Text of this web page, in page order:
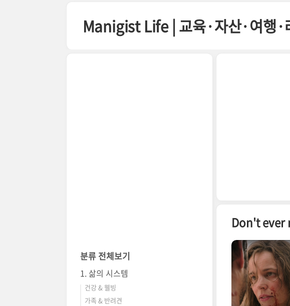
Manigist Life | 교육·자산·여행·
분류 전체보기
1. 삶의 시스템
건강 & 웰빙
가족 & 반려견